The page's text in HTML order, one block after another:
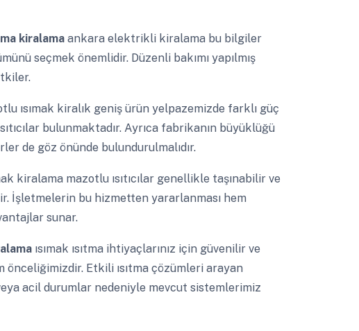
kiralama ankara elektrikli kiralama bu bilgiler
seçmek önemlidir. Düzenli bakımı yapılmış
ısımak kiralık geniş ürün yelpazemizde farklı güç
bulunmaktadır. Ayrıca fabrikanın büyüklüğü
de göz önünde bulundurulmalıdır.
kiralama mazotlu ısıtıcılar genellikle taşınabilir ve
İşletmelerin bu hizmetten yararlanması hem
sunar.
ısımak ısıtma ihtiyaçlarınız için güvenilir ve
Etkili ısıtma çözümleri arayan
acil durumlar nedeniyle mevcut sistemlerimiz